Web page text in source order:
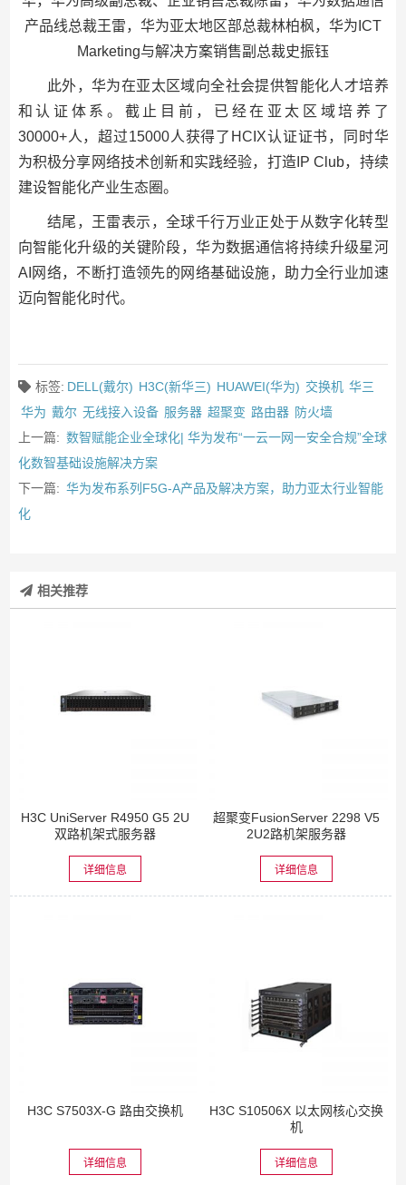
产品线总裁王雷，华为亚太地区部总裁林柏枫，华为ICT
Marketing与解决方案销售副总裁史振钰
此外，华为在亚太区域向全社会提供智能化人才培养
和认证体系。截止目前，已经在亚太区域培养了
30000+人，超过15000人获得了HCIX认证证书，同时华
为积极分享网络技术创新和实践经验，打造IP Club，持续
建设智能化产业生态圈。
结尾，王雷表示，全球千行万业正处于从数字化转型
向智能化升级的关键阶段，华为数据通信将持续升级星河
AI网络，不断打造领先的网络基础设施，助力全行业加速
迈向智能化时代。
标签: DELL(戴尔) H3C(新华三) HUAWEI(华为) 交换机 华三
华为 戴尔 无线接入设备 服务器 超聚变 路由器 防火墙
上一篇: 数智赋能企业全球化| 华为发布“一云一网一安全合规”全球
化数智基础设施解决方案
下一篇: 华为发布系列F5G-A产品及解决方案，助力亚太行业智能
化
相关推荐
H3C UniServer R4950 G5 2U
双路机架式服务器
详细信息
超聚变FusionServer 2298 V5
2U2路机架服务器
详细信息
H3C S7503X-G 路由交换机
详细信息
H3C S10506X 以太网核心交换
机
详细信息